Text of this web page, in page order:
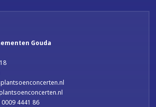
Gouda
0009 4441 86